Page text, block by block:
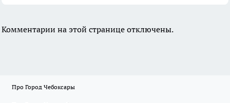
Комментарии на этой странице отключены.
Про Город Чебоксары